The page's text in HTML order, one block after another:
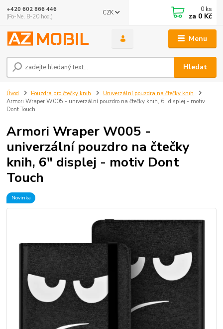
Menu
CZK
Hledat
+420 602 866 446
(Po-Ne, 8-20 hod.)
0 ks
za 0 Kč
Úvod Pouzdra pro čtečky knih
Univerzální pouzdra na čtečky knih
Armori Wraper W005 - univerzální pouzdro na čtečky knih, 6" displej - motiv
Dont Touch
Armori Wraper W005 -
univerzální pouzdro na čtečky
knih, 6" displej - motiv Dont
Touch
Novinka